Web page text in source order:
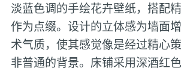
淡蓝色调的手绘花卉壁纸，搭配
作为点缀。设计的立体感为墙面
术气质，使其感觉像是经过精心
非普通的背景。床铺采用深酒红